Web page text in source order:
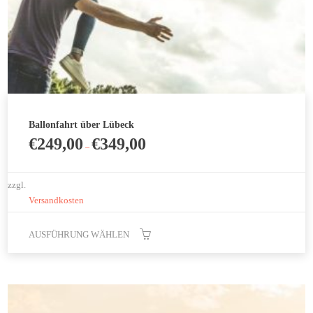
Ballonfahrt über Lübeck
€249,00 –€349,00
zzgl.
Versandkosten
AUSFÜHRUNG WÄHLEN